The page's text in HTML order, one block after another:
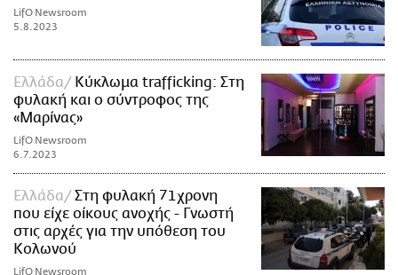
LifO Newsroom
5.8.2023
Ελλάδα
Κύκλωμα trafficking: Στη
φυλακή και ο σύντροφος της
«Μαρίνας»
LifO Newsroom
6.7.2023
Ελλάδα
Στη φυλακή 71χρονη
που είχε οίκους ανοχής - Γνωστή
στις αρχές για την υπόθεση του
Κολωνού
LifO Newsroom